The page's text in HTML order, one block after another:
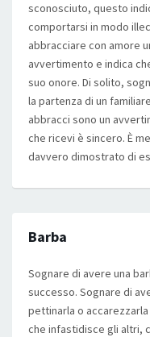
sconosciuto, questo
comportarsi in modo
abbracciare con amore
avvertimento e indica
suo onore. Di solito,
la partenza di un
abbracci sono un
che ricevi è sincero. È
davvero dimostrato di
Barba
Sognare di avere una
successo. Sognare di
pettinarla o
che infastidisce gli altri,